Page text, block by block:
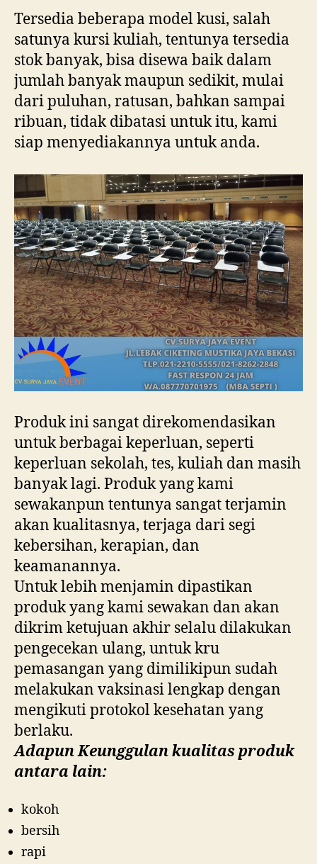
Tersedia beberapa model kusi, salah
satunya kursi kuliah, tentunya tersedia
stok banyak, bisa disewa baik dalam
jumlah banyak maupun sedikit, mulai
dari puluhan, ratusan, bahkan sampai
ribuan, tidak dibatasi untuk itu, kami
siap menyediakannya untuk anda.
Produk ini sangat direkomendasikan
untuk berbagai keperluan, seperti
keperluan sekolah, tes, kuliah dan masih
banyak lagi. Produk yang kami
sewakanpun tentunya sangat terjamin
akan kualitasnya, terjaga dari segi
kebersihan, kerapian, dan
keamanannya.
Untuk lebih menjamin dipastikan
produk yang kami sewakan dan akan
dikrim ketujuan akhir selalu dilakukan
pengecekan ulang, untuk kru
pemasangan yang dimilikipun sudah
melakukan vaksinasi lengkap dengan
mengikuti protokol kesehatan yang
berlaku.
Adapun Keunggulan kualitas produk
antara lain:
kokoh
bersih
rapi